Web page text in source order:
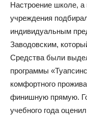
Настроение школе, а
учреждения
индивидуальным
Заводовским,
Средства были
программы
комфортного
финишную прямую.
учебного года